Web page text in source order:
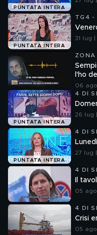
PUNTATA INTERA
PUNTATA INTERA
TG4 -
31 lug
ZONA
l'ho
06
PUNTATA INTERA
4 DI
26 lug
PUNTATA INTERA
4 DI
27 lug
4 DI
Il
05
4 DI
Crisi
05